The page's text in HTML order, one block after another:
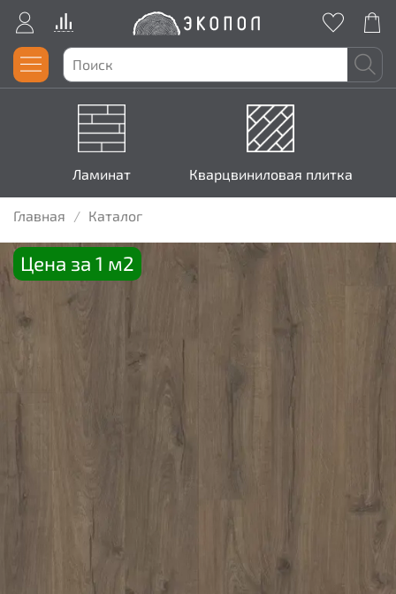
Ламинат Кварцвиниловая плитка
Главная Каталог
Цена за 1 м2